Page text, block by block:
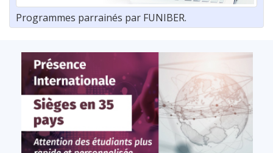
Programmes parrainés par FUNIBER.